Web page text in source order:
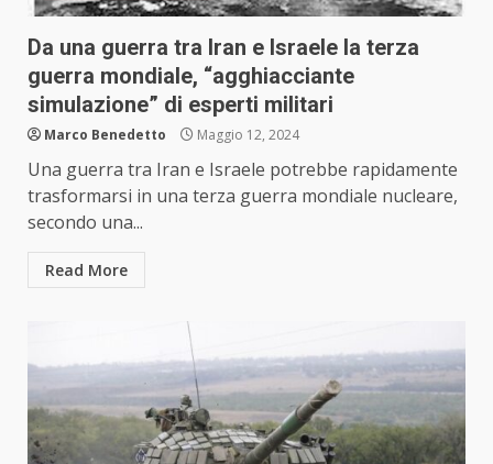
Da una guerra tra Iran e Israele la terza
guerra mondiale, “agghiacciante
simulazione” di esperti militari
Marco Benedetto Maggio 12, 2024
Una guerra tra Iran e Israele potrebbe rapidamente
trasformarsi in una terza guerra mondiale nucleare,
secondo una...
Read More